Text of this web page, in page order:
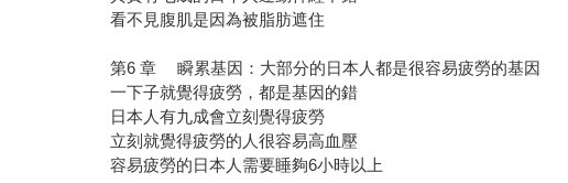
看不見腹肌是因為被脂肪遮住
第6 章 瞬累基因：大部分的日本人都是很容易疲勞的基因
一下子就覺得疲勞，都是基因的錯
日本人有九成會立刻覺得疲勞
立刻就覺得疲勞的人很容易高血壓
容易疲勞的日本人需要睡夠6小時以上